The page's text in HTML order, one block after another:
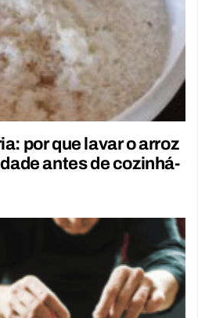
por que lavar o arroz
antes de cozinhá-